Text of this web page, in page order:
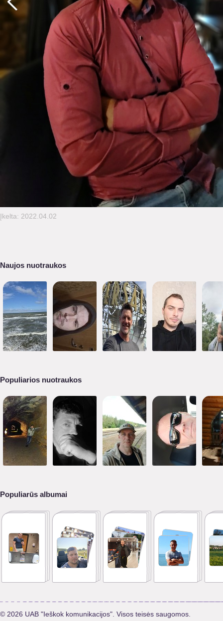
Įkelta: 2022.04.02
Naujos nuotraukos
Populiarios nuotraukos
Populiarūs albumai
© 2026 UAB "Ieškok komunikacijos". Visos teisės saugomos.